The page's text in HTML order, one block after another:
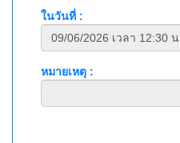
ในวันที่ :
หมายเหตุ :